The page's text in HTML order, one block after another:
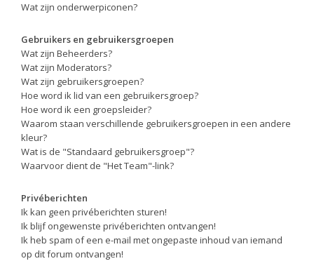
Wat zijn onderwerpiconen?
Gebruikers en gebruikersgroepen
Wat zijn Beheerders?
Wat zijn Moderators?
Wat zijn gebruikersgroepen?
Hoe word ik lid van een gebruikersgroep?
Hoe word ik een groepsleider?
Waarom staan verschillende gebruikersgroepen in een andere
kleur?
Wat is de "Standaard gebruikersgroep"?
Waarvoor dient de "Het Team"-link?
Privéberichten
Ik kan geen privéberichten sturen!
Ik blijf ongewenste privéberichten ontvangen!
Ik heb spam of een e-mail met ongepaste inhoud van iemand
op dit forum ontvangen!